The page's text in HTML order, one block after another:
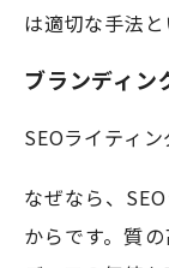
は適切な手法と
ブランディン
SEOライティ
なぜなら、
からです。質